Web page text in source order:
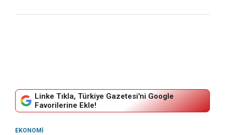
Linke Tıkla, Türkiye Gazetesi'ni Google
Favorilerine Ekle!
EKONOMI